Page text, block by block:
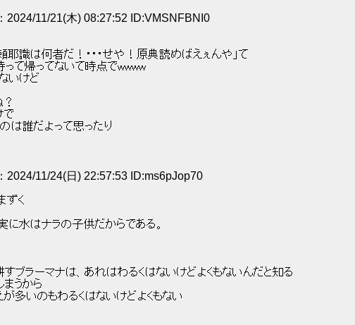
2024/11/21(木) 08:27:52 ID:VMSNFBNI0
耶識は何者だ！・・・せや！原典読めばえぇんや」て
て帰ってないて時点でwwww
いけど
？
で
は誰だよって思ったり
2024/11/24(日) 22:57:53 ID:ms6pJop70
ずく
に水はナラの子供だからである。
ブラーマナは、あれはわるくはないけどよくもないんだと知る
うから
多いのもわるくはないけどよくもない